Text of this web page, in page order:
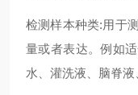
检测样本种类:用于
量或者表达。例如
水、灌洗液、脑脊液